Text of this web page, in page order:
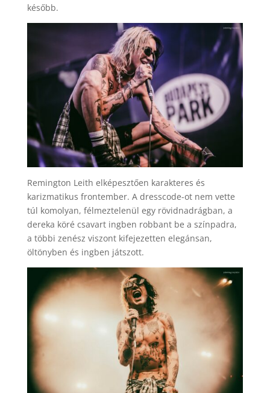
később.
Remington Leith elképesztően karakteres és
karizmatikus frontember. A dresscode-ot nem vette
túl komolyan, félmeztelenül egy rövidnadrágban, a
dereka köré csavart ingben robbant be a színpadra,
a többi zenész viszont kifejezetten elegánsan,
öltönyben és ingben játszott.